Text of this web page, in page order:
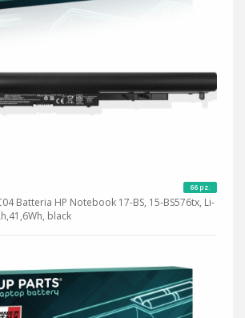
66 pz.
Batteria HP Notebook 17-BS, 15-BS576tx, Li-
black